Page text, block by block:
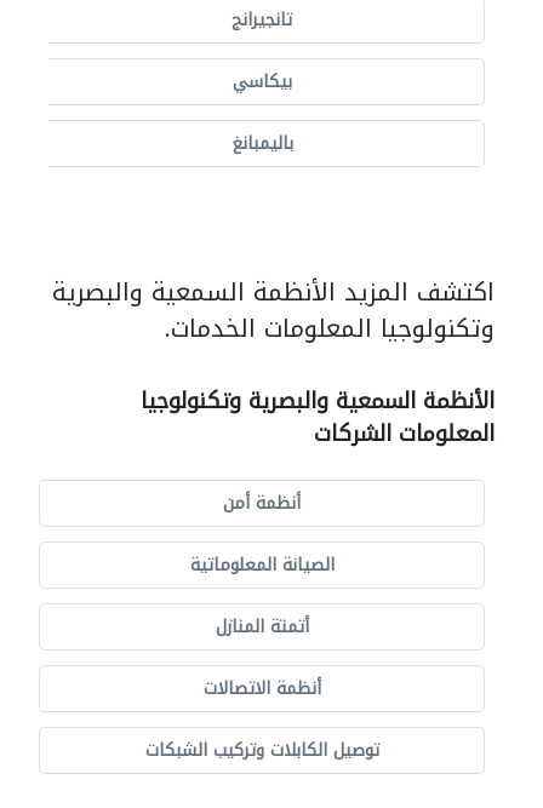
تانجيرانج
بيكاسي
باليمبانغ
اكتشف المزيد الأنظمة السمعية والبصرية
وتكنولوجيا المعلومات الخدمات.
الأنظمة السمعية والبصرية وتكنولوجيا
المعلومات الشركات
أنظمة أمن
الصيانة المعلوماتية
أتمتة المنازل
أنظمة الاتصالات
توصيل الكابلات وتركيب الشبكات